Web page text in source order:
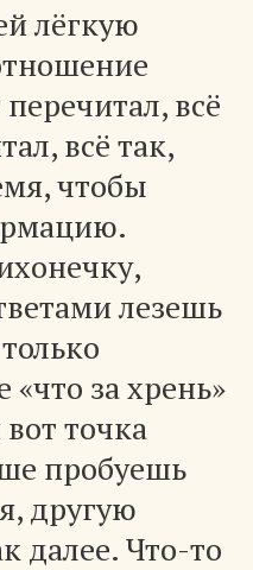
лёгкую
всё
всё так,
чтобы
лезешь
за хрень»
точка
пробуешь
другую
далее. Что-то